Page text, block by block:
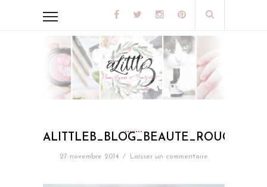
27 novembre 2014 / Laisser un commentaire